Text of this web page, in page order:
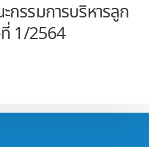
กรรมการบริหารลูก
1/2564